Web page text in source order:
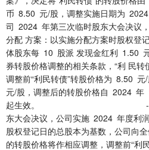
币 8.50 元/股，调整实施日期为
司 2024 年第三次临时股东大会决议
分配 方案：以实施分配方案时股权登
体股东每 10 股派 发现金红利 1.50
券转股价格调整的相关条款，“利 民转
调整前“利民转债”转股价格为 8.50
元/股，调整后的转股价格自 2024 年
起生效。 -3- 根据
东大会决议，公司实施 2024 年度利
股权登记日的总股本为基数，公司向
的转股价格将作相应调整，调整前“